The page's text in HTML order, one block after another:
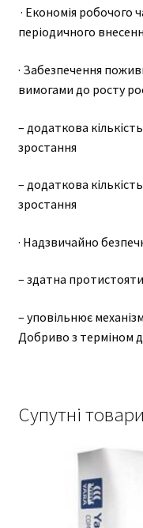
· Економія робочого
періодичного
· Забезпечення
вимогами до росту
– додаткова
зростання
– додаткова
зростання
· Надзвичайно
– здатна
– уповільнює
Добриво з терміном
Супутні товари